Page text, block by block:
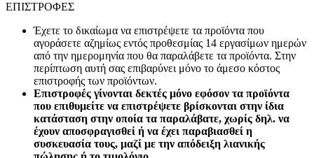
ΕΠΙΣΤΡΟΦΕΣ
Έχετε το δικαίωμα να επιστρέψετε τα προϊόντα που
αγοράσετε αζημίως εντός προθεσμίας 14 εργασίμων ημερών
από την ημερομηνία που θα παραλάβετε τα προϊόντα. Στην
περίπτωση αυτή σας επιβαρύνει μόνο το άμεσο κόστος
επιστροφής των προϊόντων.
Επιστροφές γίνονται δεκτές μόνο εφόσον τα προϊόντα
που επιθυμείτε να επιστρέψετε βρίσκονται στην ίδια
κατάσταση στην οποία τα παραλάβατε, χωρίς δηλ. να
έχουν αποσφραγισθεί ή να έχει παραβιασθεί η
συσκευασία τους, μαζί με την απόδειξη λιανικής